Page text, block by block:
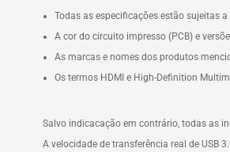
Todas as especificações estão sujeitas
A cor do circuito impresso (PCB) e
As marcas e nomes dos produtos
Os termos HDMI e High-Definition
Salvo indicacação em contrário, todas as
A velocidade de transferência real de USB